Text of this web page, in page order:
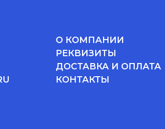
О КОМПАНИИ
РЕКВИЗИТЫ
ДОСТАВКА И ОПЛАТА
КОНТАКТЫ